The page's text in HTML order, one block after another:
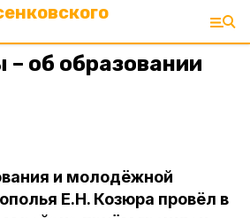
– об образовании
и молодёжной
Е.Н. Козюра провёл в